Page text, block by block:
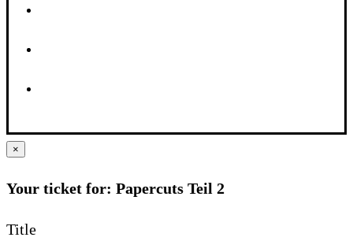
×
Your ticket for: Papercuts Teil 2
Title